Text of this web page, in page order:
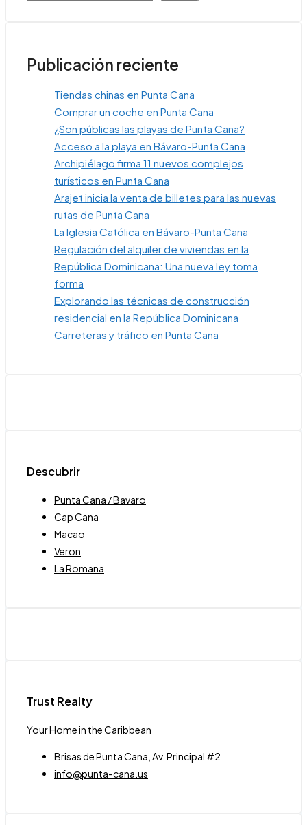
Publicación reciente
Tiendas chinas en Punta Cana
Comprar un coche en Punta Cana
¿Son públicas las playas de Punta Cana?
Acceso a la playa en Bávaro-Punta Cana
Archipiélago firma 11 nuevos complejos
turísticos en Punta Cana
Arajet inicia la venta de billetes para las nuevas
rutas de Punta Cana
La Iglesia Católica en Bávaro-Punta Cana
Regulación del alquiler de viviendas en la
República Dominicana: Una nueva ley toma
forma
Explorando las técnicas de construcción
residencial en la República Dominicana
Carreteras y tráfico en Punta Cana
Descubrir
Punta Cana / Bavaro
Cap Cana
Macao
Veron
La Romana
Trust Realty
Your Home in the Caribbean
Brisas de Punta Cana, Av. Principal #2
info@punta-cana.us